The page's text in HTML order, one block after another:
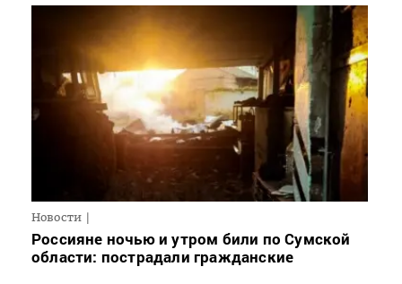
Новости
Россияне ночью и утром били по Сумской
области: пострадали гражданские